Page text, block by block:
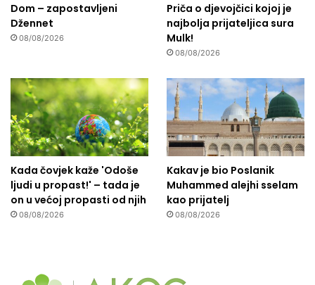
Dom – zapostavljeni
Džennet
08/08/2026
Priča o djevojčici kojoj je
najbolja prijateljica sura
Mulk!
08/08/2026
Kada čovjek kaže 'Odoše
ljudi u propast!' – tada je
on u većoj propasti od njih
08/08/2026
Kakav je bio Poslanik
Muhammed alejhi sselam
kao prijatelj
08/08/2026